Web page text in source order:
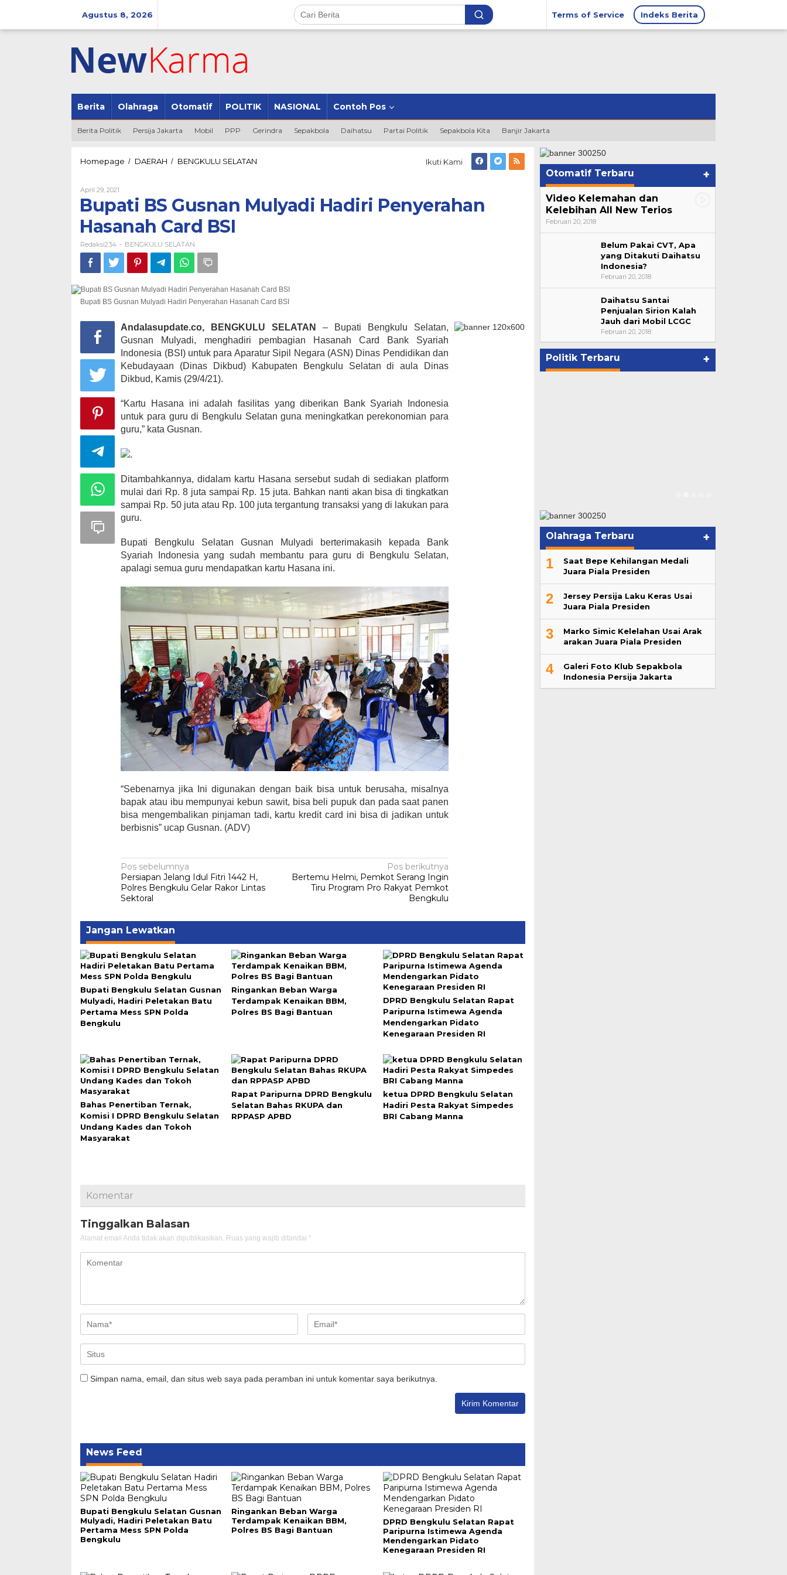
Agustus 8, 2026 Terms of Service Indeks Berita
Berita Olahraga Otomatif POLITIK NASIONAL Contoh Pos
Berita Politik Persija Jakarta Mobil PPP Gerindra Sepakbola Daihatsu Partai Politik Sepakbola Kita Banjir Jakarta
Homepage / DAERAH / BENGKULU SELATAN
Hadiri
Penyerahan
Ikuti Kami
April 29, 2021
Redaksi234
Bupati BS Gusnan Mulyadi Hadiri Penyerahan
Hasanah Card BSI
Redaksi234 - BENGKULU SELATAN
Bupati BS Gusnan Mulyadi Hadiri Penyerahan Hasanah Card BSI
Andalasupdate.co, BENGKULU SELATAN
– Bupati Bengkulu Selatan,
Gusnan Mulyadi, menghadiri pembagian Hasanah Card Bank Syariah
Indonesia (BSI) untuk para Aparatur Sipil Negara (ASN) Dinas Pendidikan dan
Kebudayaan (Dinas Dikbud) Kabupaten Bengkulu Selatan di aula Dinas
Dikbud, Kamis (29/4/21).
“Kartu Hasana ini adalah fasilitas yang diberikan Bank Syariah Indonesia
untuk para guru di Bengkulu Selatan guna meningkatkan perekonomian para
guru,” kata Gusnan.
Ditambahkannya, didalam kartu Hasana sersebut sudah di sediakan platform
mulai dari Rp. 8 juta sampai Rp. 15 juta. Bahkan nanti akan bisa di tingkatkan
sampai Rp. 50 juta atau Rp. 100 juta tergantung transaksi yang di lakukan para
guru.
Bupati Bengkulu Selatan Gusnan Mulyadi berterimakasih kepada Bank
Syariah Indonesia yang sudah membantu para guru di Bengkulu Selatan,
apalagi semua guru mendapatkan kartu Hasana ini.
“Sebenarnya jika Ini digunakan dengan baik bisa untuk berusaha, misalnya
bapak atau ibu mempunyai kebun sawit, bisa beli pupuk dan pada saat panen
bisa mengembalikan pinjaman tadi, kartu kredit card ini bisa di jadikan untuk
berbisnis” ucap Gusnan. (ADV)
Navigasi
pos
Pos sebelumnya
Persiapan Jelang Idul Fitri 1442 H,
Polres Bengkulu Gelar Rakor Lintas
Sektoral
Pos berikutnya
Bertemu Helmi, Pemkot Serang Ingin
Tiru Program Pro Rakyat Pemkot
Bengkulu
Jangan Lewatkan
Bupati Bengkulu Selatan Gusnan
Mulyadi, Hadiri Peletakan Batu
Pertama Mess SPN Polda
Bengkulu
Ringankan Beban Warga
Terdampak Kenaikan BBM,
Polres BS Bagi Bantuan
DPRD Bengkulu Selatan Rapat
Paripurna Istimewa Agenda
Mendengarkan Pidato
Kenegaraan Presiden RI
Bahas Penertiban Ternak,
Komisi I DPRD Bengkulu Selatan
Undang Kades dan Tokoh
Masyarakat
Rapat Paripurna DPRD Bengkulu
Selatan Bahas RKUPA dan
RPPASP APBD
ketua DPRD Bengkulu Selatan
Hadiri Pesta Rakyat Simpedes
BRI Cabang Manna
Komentar
Tinggalkan Balasan
Alamat email Anda tidak akan dipublikasikan. Ruas yang wajib ditandai *
Simpan nama, email, dan situs web saya pada peramban ini untuk komentar saya berikutnya.
News Feed
Bupati Bengkulu Selatan Gusnan
Mulyadi, Hadiri Peletakan Batu
Pertama Mess SPN Polda
Bengkulu
Ringankan Beban Warga
Terdampak Kenaikan BBM,
Polres BS Bagi Bantuan
DPRD Bengkulu Selatan Rapat
Paripurna Istimewa Agenda
Mendengarkan Pidato
Kenegaraan Presiden RI
Otomatif Terbaru +
Video Kelemahan dan
Kelebihan All New Terios
Februari 20, 2018
Belum Pakai CVT, Apa
yang Ditakuti Daihatsu
Indonesia?
Februari 20, 2018
Daihatsu Santai
Penjualan Sirion Kalah
Jauh dari Mobil LCGC
Februari 20, 2018
Politik Terbaru +
Kabupaten Kaur Janjikan Satu
desa Satu Ambulans
Di KOMINFO KOTA BENGKULU,
POLITIK
| November 1, 2020
393 Peserta MTQ ke-XXXV Siap
Tempur Rebut Juara Dibuka
Gubernur Rohidin
Bupati Ahmad Hijazi, Hadiri
Paripurna Hasil Penetapan
Paslon Bupati dan Wabup Te…
LEBONG
Januari 29, 2021
Olahraga Terbaru +
1
Saat Bepe Kehilangan Medali
Juara Piala Presiden
2
Jersey Persija Laku Keras Usai
Juara Piala Presiden
3
Marko Simic Kelelahan Usai Arak
arakan Juara Piala Presiden
4
Galeri Foto Klub Sepakbola
Indonesia Persija Jakarta